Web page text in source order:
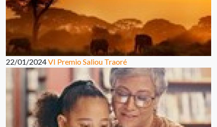
22/01/2024VI Premio Saliou Traoré